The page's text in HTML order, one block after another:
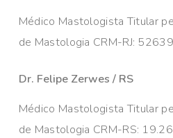
Médico Mastologista Titular
de Mastologia CRM-RJ:
Dr. Felipe Zerwes / RS
Médico Mastologista Titular
de Mastologia CRM-RS: